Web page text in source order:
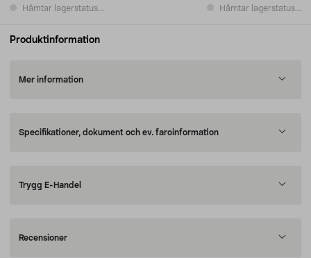
Hämtar lagerstatus... Hämtar lagerstatus...
Produktinformation
Mer information
Specifikationer, dokument och ev. faroinformation
Trygg E-Handel
Recensioner